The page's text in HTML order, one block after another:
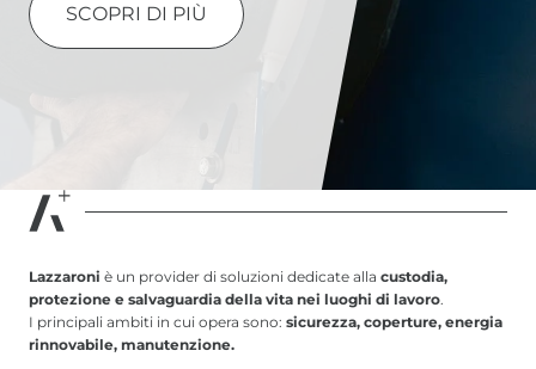
SCOPRI DI PIÙ
Lazzaroni è un provider di soluzioni dedicate alla custodia,
protezione e salvaguardia della vita nei luoghi di lavoro.
I principali ambiti in cui opera sono: sicurezza, coperture, energia
rinnovabile, manutenzione.